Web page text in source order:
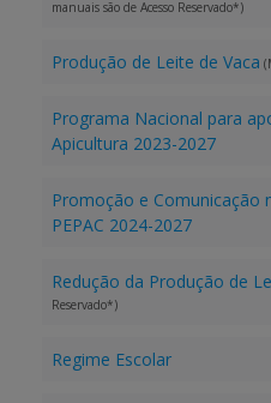
manuais são de Acesso Reservado*)
Produção de Leite de Vaca
Programa Nacional para
Apicultura 2023-2027
Promoção e Comunicação
PEPAC 2024-2027
Redução da Produção de
Reservado*)
Regime Escolar